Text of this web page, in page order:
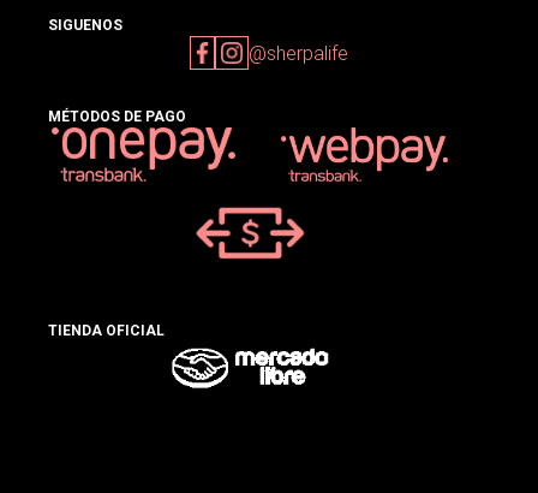
SIGUENOS
@sherpalife
MÉTODOS DE PAGO
TIENDA OFICIAL